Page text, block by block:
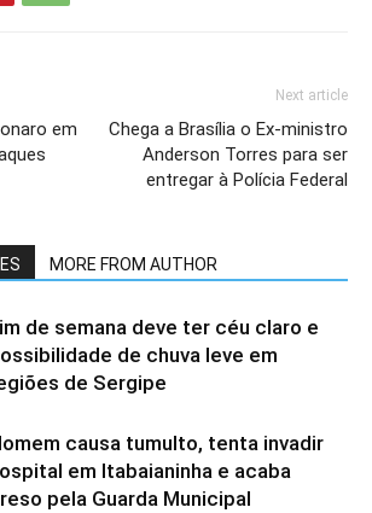
em
Next article
Chega a Brasília o Ex-ministro
Anderson Torres para ser
entregar à Polícia Federal
MORE FROM AUTHOR
de semana deve ter céu claro e
de chuva leve em
de Sergipe
causa tumulto, tenta invadir
em Itabaianinha e acaba
pela Guarda Municipal